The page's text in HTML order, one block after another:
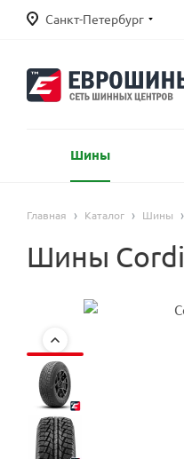
Санкт-Петербург
Шины
Главная Каталог Шины
Шины